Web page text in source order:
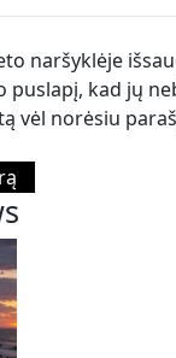
naršyklėje
puslapį, kad jų
vėl norėsiu